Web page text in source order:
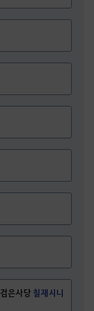
검은사당 칠재시니